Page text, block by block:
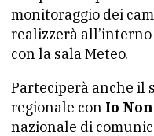
monitoraggio dei
realizzerà
con la sala Meteo.
Parteciperà anche il
regionale con Io
nazionale di